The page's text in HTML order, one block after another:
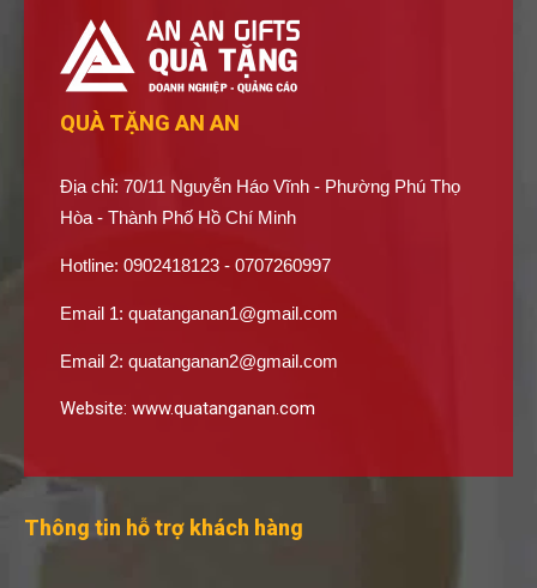
QUÀ TẶNG AN AN
Địa chỉ: 70/11 Nguyễn Háo Vĩnh - Phường Phú Thọ
Hòa - Thành Phố Hồ Chí Minh
Hotline: 0902418123 - 0707260997
Email 1: quatanganan1@gmail.com
Email 2: quatanganan2@gmail.com
Website: www.quatanganan.com
Thông tin hỗ trợ khách hàng